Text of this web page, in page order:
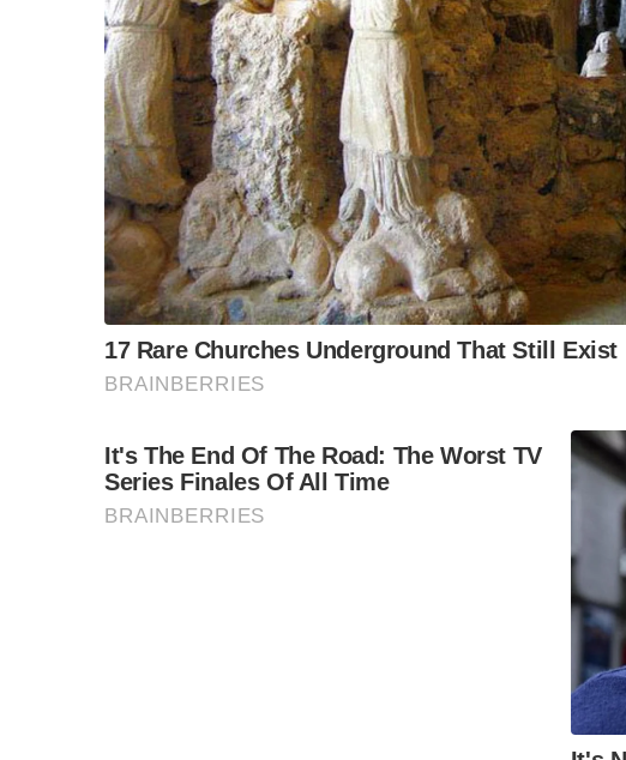
อีกทั้ง จังหวัดภูเก็ตเป็นจังหวัดที่มีความพร้อม และพึ่งพาอุตส
จำเป็นอย่างยิ่งที่ต้องเร่งพัฒนา และเตรียมความพร้อมให้เ
สมัย ตลอดจนปรับหลักสูตรให้ตรงกับความต้องการของตลา
ชัดเจน
อาทิ การวางแผนด้านงบประมาณ, การสำรวจอัตราครูและ
สร้างความแตกต่างและดึงความโดดเด่นออกมาพัฒนาให้มีค
โดยขอให้ผู้บริหารการศึกษาในจังหวัดภูเก็ต เพิ่มโอกาสทา
เป็นต้นแบบในการยกระดับการศึกษาทั้งจังหวัด และขอให้ก
พัฒนาหลักสูตรให้เชื่อมโยงกับโลกปัจจุบัน เพราะในอนาคต
ที่มีความพร้อม มาสร้างความเป็นเลิศของวิทยาลัย
รวมถึงการส่งเสริมทักษะภาษาอังกฤษของผู้เรียนอาชีวศึก
จะเป็นการเพิ่มขีดความสามารถด้านภาษาของผู้เรียน
ส่วนการจัดการศึกษาในรูปแบบทวิภาคีนั้น ขอความร่วมมือ
ความเข้มแข็งและเข้มข้น ให้กับวิทยาลัยอาชีวศึกษาอย่างเ
นอกจากนี้ นายณัฏฐพล ยังได้เยี่ยมชมการจัดนิทรรศการขอ
วิทยาลัยสารพัดช่างภูเก็ต วิทยาลัยอาชีวศึกษาภูเก็ต วิทยาลั
ธุรกิจท่องเที่ยว, แผนกวิชาการตลาด, แผนกวิชาการจัดกา
S
r
c
h